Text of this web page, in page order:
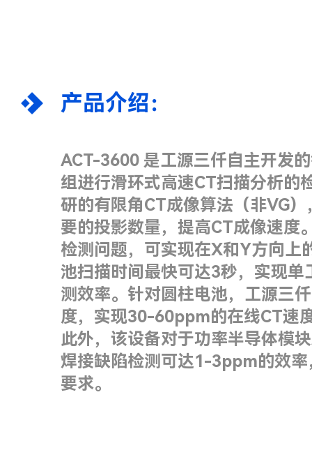
产品介绍：
ACT-3600 是工源三仟自主开发
组进行滑环式高速CT扫描分析的
研的有限角CT成像算法（非VG
要的投影数量，提高CT成像速
检测问题，可实现在X和Y方向上
池扫描时间最快可达3秒，实现
测效率。针对圆柱电池，工源三
度，实现30-60ppm的在线CT速
此外，该设备对于功率半导体模
焊接缺陷检测可达1-3ppm的效
要求。